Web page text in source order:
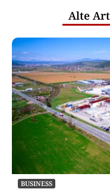
Alte
BUSINESS